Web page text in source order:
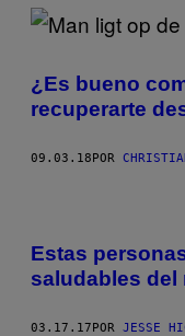
¿Es bueno
recuperarte
09.03.18POR
Estas
saludables del
03.17.17POR JESSE